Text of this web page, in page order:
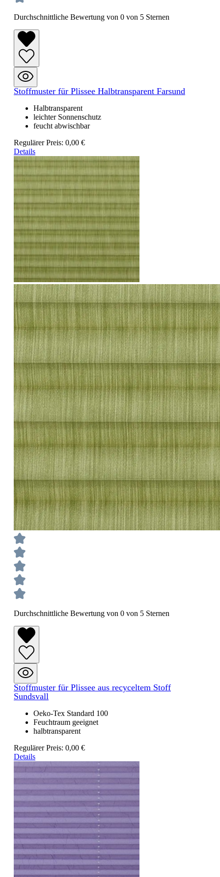
Durchschnittliche Bewertung von 0 von 5 Sternen
Stoffmuster für Plissee Halbtransparent Farsund
Halbtransparent
leichter Sonnenschutz
feucht abwischbar
Regulärer Preis: 0,00 €
Details
Durchschnittliche Bewertung von 0 von 5 Sternen
Stoffmuster für Plissee aus recyceltem Stoff
Sundsvall
Oeko-Tex Standard 100
Feuchtraum geeignet
halbtransparent
Regulärer Preis: 0,00 €
Details